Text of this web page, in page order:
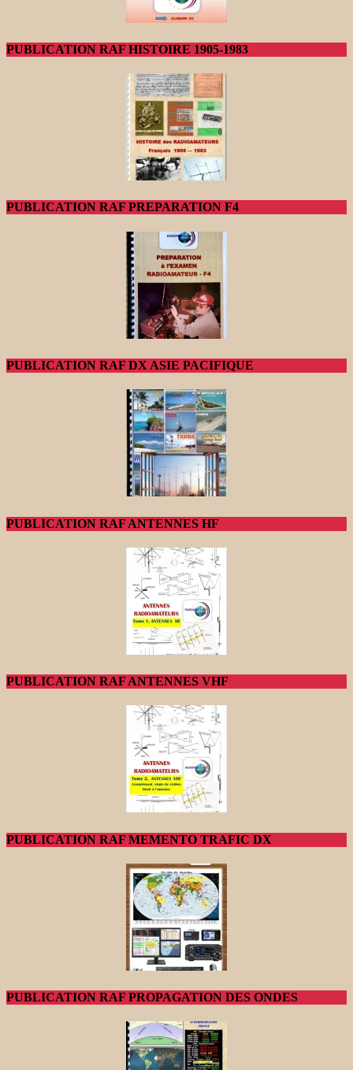
PUBLICATION RAF HISTOIRE 1905-1983
PUBLICATION RAF PREPARATION F4
PUBLICATION RAF DX ASIE PACIFIQUE
PUBLICATION RAF ANTENNES HF
PUBLICATION RAF ANTENNES VHF
PUBLICATION RAF MEMENTO TRAFIC DX
PUBLICATION RAF PROPAGATION DES ONDES